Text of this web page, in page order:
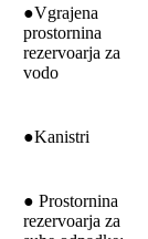
●Vgrajena
prostornina
rezervoarja za
vodo
●Kanistri
● Prostornina
rezervoarja za